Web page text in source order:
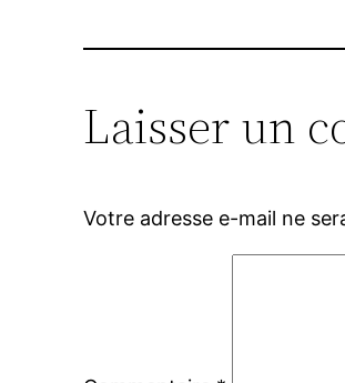
Laisser un
Votre adresse e-mail ne